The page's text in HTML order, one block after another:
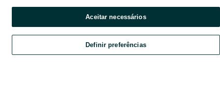
Explorar Favoritos Vender Chat Conta
Aceitar necessários
Definir preferências